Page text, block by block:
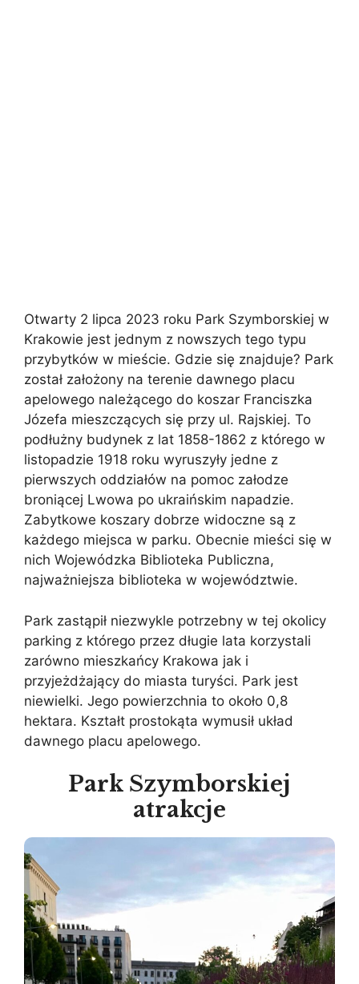
Otwarty 2 lipca 2023 roku Park Szymborskiej w
Krakowie jest jednym z nowszych tego typu
przybytków w mieście. Gdzie się znajduje? Park
został założony na terenie dawnego placu
apelowego należącego do koszar Franciszka
Józefa mieszczących się przy ul. Rajskiej. To
podłużny budynek z lat 1858-1862 z którego w
listopadzie 1918 roku wyruszyły jedne z
pierwszych oddziałów na pomoc załodze
broniącej Lwowa po ukraińskim napadzie.
Zabytkowe koszary dobrze widoczne są z
każdego miejsca w parku. Obecnie mieści się w
nich Wojewódzka Biblioteka Publiczna,
najważniejsza biblioteka w województwie.
Park zastąpił niezwykle potrzebny w tej okolicy
parking z którego przez długie lata korzystali
zarówno mieszkańcy Krakowa jak i
przyjeżdżający do miasta turyści. Park jest
niewielki. Jego powierzchnia to około 0,8
hektara. Kształt prostokąta wymusił układ
dawnego placu apelowego.
Park Szymborskiej
atrakcje